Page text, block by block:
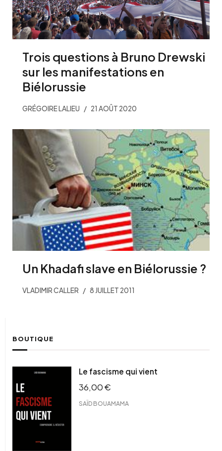
Trois questions à Bruno Drewski
sur les manifestations en
Biélorussie
GRÉGOIRE LALIEU 21 AOÛT 2020
Un Khadafi slave en Biélorussie ?
VLADIMIR CALLER 8 JUILLET 2011
BOUTIQUE
Le fascisme qui vient
36,00€
SAÏD BOUAMAMA